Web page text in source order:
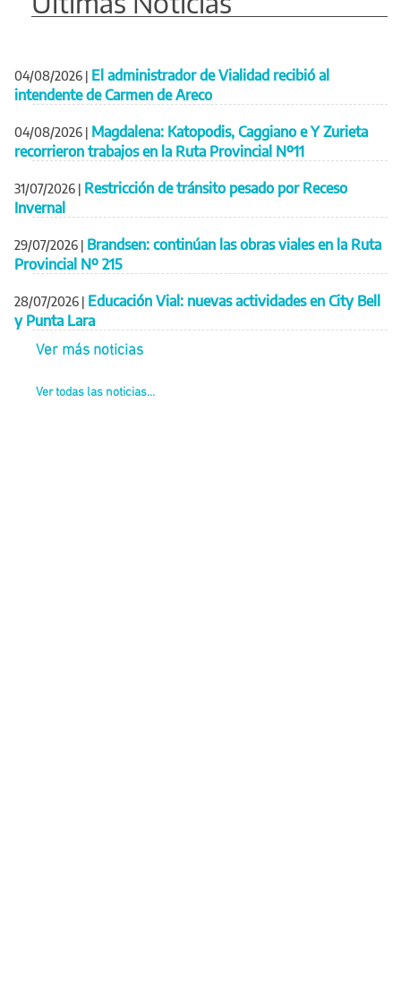
04/08/2026 | El administrador de Vialidad recibió al
intendente de Carmen de Areco
04/08/2026 | Magdalena: Katopodis, Caggiano e Y Zurieta
recorrieron trabajos en la Ruta Provincial Nº11
31/07/2026 | Restricción de tránsito pesado por Receso
Invernal
29/07/2026 | Brandsen: continúan las obras viales en la Ruta
Provincial Nº 215
28/07/2026 | Educación Vial: nuevas actividades en City Bell
y Punta Lara
Ver más noticias
Ver todas las noticias...